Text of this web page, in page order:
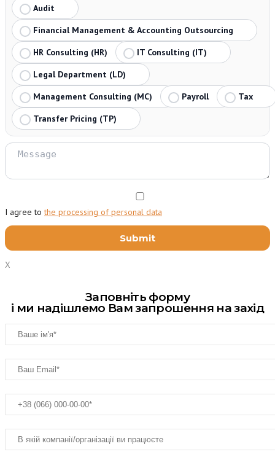
Audit
Financial Management & Accounting Outsourcing
HR Consulting (HR)
IT Consulting (IT)
Legal Department (LD)
Management Consulting (MC)
Payroll
Tax
Transfer Pricing (TP)
I agree tothe processing of personal data
X
Заповніть форму
і ми надішлемо Вам запрошення на захід